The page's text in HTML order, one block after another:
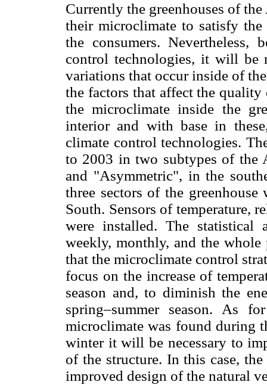
Currently the greenhouses of
their microclimate to satisfy
the consumers.
control technologies, it will be
variations that occur inside of
the factors that affect the
the microclimate inside the
interior and with base in
climate control technologies.
to 2003 in two subtypes of the
and "Asymmetric", in the
three sectors of the
South. Sensors of temperature,
were installed. The statistical
weekly, monthly, and the
that the microclimate control
focus on the increase of
season and, to diminish the
spring–summer season. As
microclimate was found during
winter it will be necessary to
of the structure. In this case,
improved design of the natural